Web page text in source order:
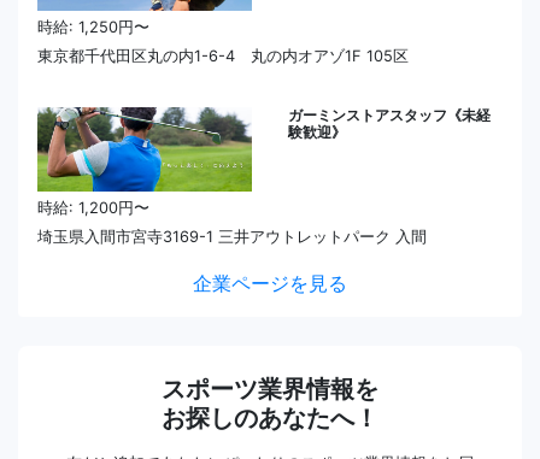
時給: 1,250円〜
東京都千代田区丸の内1-6-4 丸の内オアゾ1F 105区
ガーミンストアスタッフ《未経
験歓迎》
時給: 1,200円〜
埼玉県入間市宮寺3169-1 三井アウトレットパーク 入間
企業ページを見る
スポーツ業界情報を
お探しのあなたへ！